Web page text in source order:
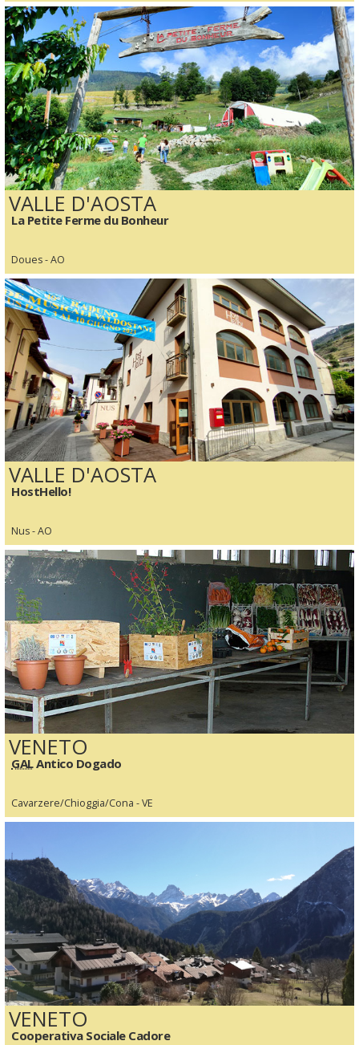
VALLE D'AOSTA
La Petite Ferme du Bonheur
Doues - AO
VALLE D'AOSTA
HostHello!
Nus - AO
VENETO
GALAntico Dogado
Cavarzere/Chioggia/Cona - VE
VENETO
Cooperativa Sociale Cadore